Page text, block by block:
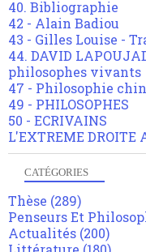
40. Bibliographie
42 - Alain Badiou
43 - Gilles Louise -
44. DAVID
philosophes vivants
47 - Philosophie
49 - PHILOSOPHES
50 - ECRIVAINS
L'EXTREME DROITE
CATÉGORIES
Thèse (289)
Penseurs Et
Actualités (200)